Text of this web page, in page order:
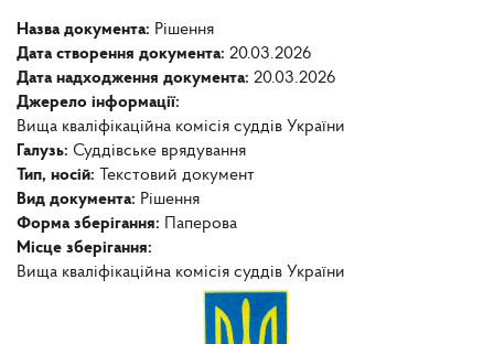
Назва документа: Рішення
Дата створення документа: 20.03.2026
Дата надходження документа: 20.03.2026
Джерело інформації:
Вища кваліфікаційна комісія суддів України
Галузь: Суддівське врядування
Тип, носій:
Текстовий документ
Вид документа: Рішення
Форма зберігання:
Паперова
Місце зберігання:
Вища кваліфікаційна комісія суддів України